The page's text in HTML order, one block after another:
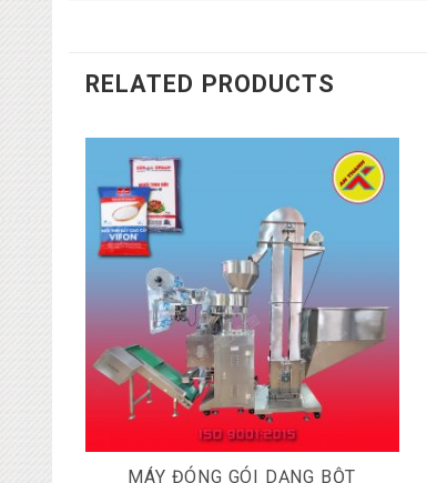
RELATED PRODUCTS
MÁY ĐÓNG GÓI DẠNG BỘT